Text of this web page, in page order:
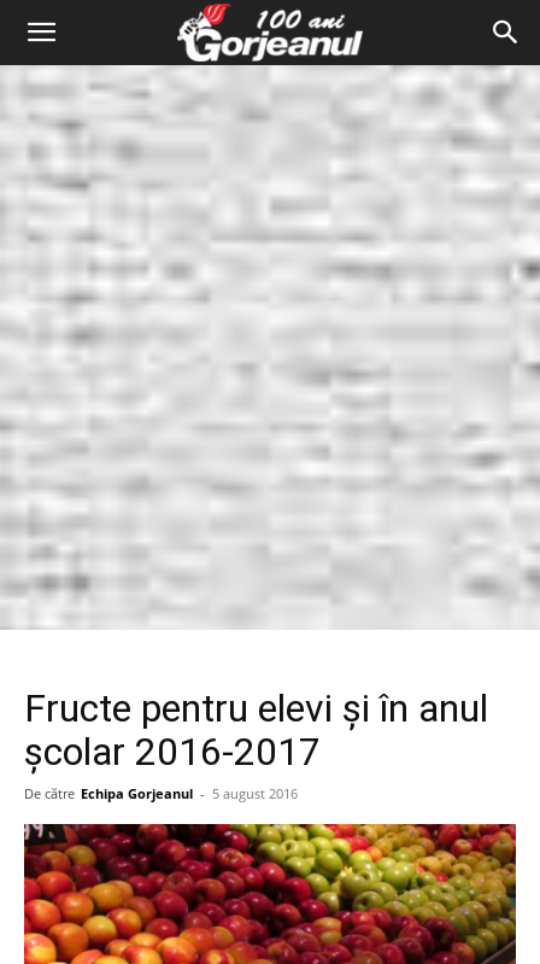
Fructe pentru elevi și în anul
școlar 2016-2017
De către Echipa Gorjeanul - 5 august 2016